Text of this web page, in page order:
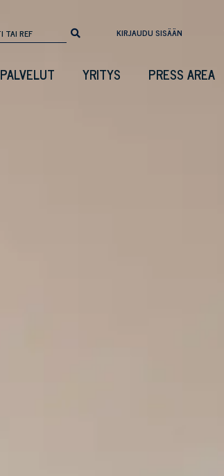
KIRJAUDU SISÄÄN
PALVELUT YRITYS PRESS AREA